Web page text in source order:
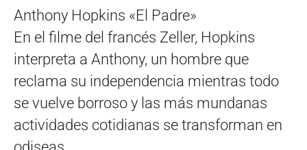
Anthony Hopkins «El Padre»
En el filme del francés Zeller, Hopkins
interpreta a Anthony, un hombre que
reclama su independencia mientras todo
se vuelve borroso y las más mundanas
actividades cotidianas se transforman en